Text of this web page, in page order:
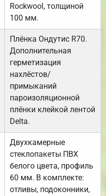
Rockwool, толщиной
100 мм.
Плёнка Ондутис R70.
Дополнительная
герметизация
нахлёстов/
примыканий
пароизоляционной
плёнки клейкой лентой
Delta.
Двухкамерные
стеклопакеты ПВХ
белого цвета, профиль
60 мм. В комплекте:
отливы, подоконники,